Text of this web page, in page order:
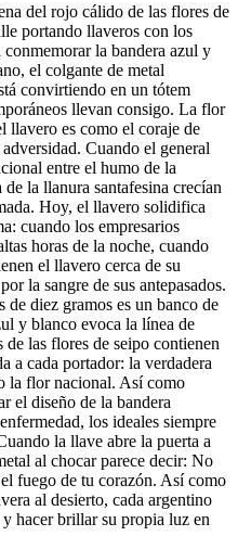
del rojo cálido de las flores de
portando llaveros con los
la bandera azul y
el colgante de metal
convirtiendo en un tótem
llevan consigo. La flor
llavero es como el coraje de
Cuando el general
entre el humo de la
la llanura santafesina crecían
Hoy, el llavero solidifica
cuando los empresarios
horas de la noche, cuando
el llavero cerca de su
la sangre de sus antepasados.
de diez gramos es un banco de
y blanco evoca la línea de
las flores de seipo contienen
a cada portador: la verdadera
la flor nacional. Así como
el diseño de la bandera
los ideales siempre
la llave abre la puerta a
al chocar parece decir: No
fuego de tu corazón. Así como
al desierto, cada argentino
hacer brillar su propia luz en